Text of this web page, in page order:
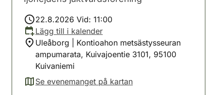
22.8.2026 Vid: 11:00
Lägg till i kalender
Uleåborg | Kontioahon metsästysseuran
ampumarata, Kuivajoentie 3101, 95100
Kuivaniemi
Se evenemanget på kartan
(avautuu uuteen välilehteen)